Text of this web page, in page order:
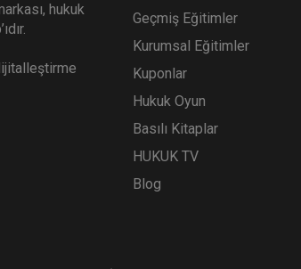
hukuk
Geçmiş Eğitimler
Kurumsal Eğitimler
Kuponlar
Hukuk Oyun
Basılı Kitaplar
HUKUK TV
Blog